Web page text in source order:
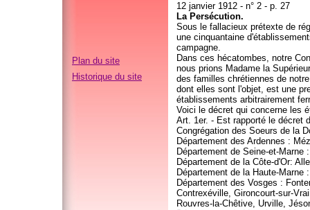
Plan du site
Historique du site
12 janvier 1912 - n° 2 - p. 27
La Persécution.
Sous le fallacieux prétexte de
une cinquantaine
campagne.
Dans ces hécatombes, notre
nous prions Madame la
des familles chrétiennes de
dont elles sont l'objet, est une
établissements arbitrairement
Voici le décret qui concerne les
Art. 1er. - Est rapporté le décret
Congrégation des Soeurs de la
Département des Ardennes :
Département de Seine-et-Marne
Département de la Côte-d'Or:
Département de la Haute-Marne
Département des Vosges :
Contrexéville, Gironcourt-sur-
Rouvres-la-Chêtive, Urville,